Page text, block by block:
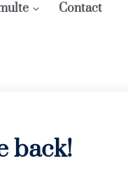
Contact
back!